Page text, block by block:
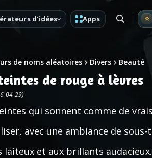
d’idées Apps
de noms aléatoires Divers Beauté
de rouge à lèvres
04-29)
qui sonnent comme de
avec une ambiance de
laiteux et aux brillants